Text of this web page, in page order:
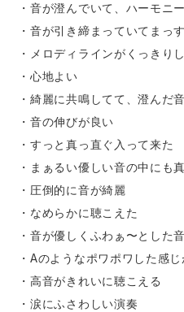
・音が澄んでいて、ハーモニ
・音が引き締まっていてまっ
・メロディラインがくっきり
・心地よい
・綺麗に共鳴してて、澄んだ音
・音の伸びが良い
・すっと真っ直ぐ入って来た
・まぁるい優しい音の中にも
・圧倒的に音が綺麗
・なめらかに聴こえた
・音が優しくふわぁ〜とした
・Aのようなポワポワした感
・高音がきれいに聴こえる
・涙にふさわしい演奏